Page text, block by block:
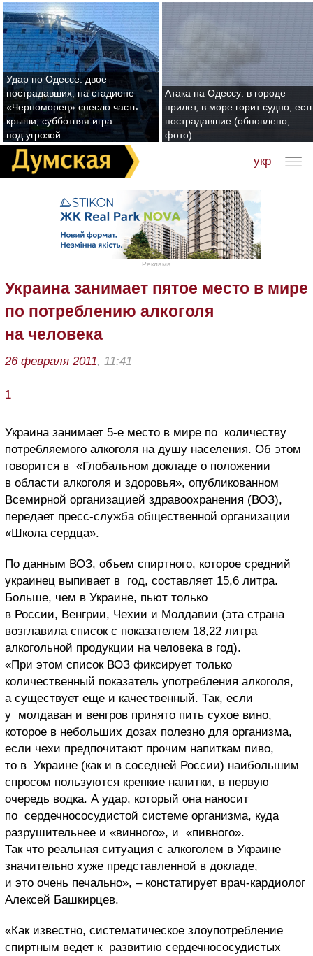
Удар по Одессе: двое
пострадавших, на стадионе
«Черноморец» снесло часть
крыши, субботняя игра
под угрозой
Атака на Одессу: в городе
прилет, в море горит судно,
пострадавшие (обновлено,
фото)
укр
Реклама
Украина занимает пятое место в мире
по потреблению алкоголя
на человека
26 февраля 2011, 11:41
1
Украина занимает 5-е место в мире по количеству
потребляемого алкоголя на душу населения. Об этом
говорится в «Глобальном докладе о положении
в области алкоголя и здоровья», опубликованном
Всемирной организацией здравоохранения (ВОЗ),
передает пресс-служба общественной организации
«Школа сердца».
По данным ВОЗ, объем спиртного, которое средний
украинец выпивает в год, составляет 15,6 литра.
Больше, чем в Украине, пьют только
в России, Венгрии, Чехии и Молдавии (эта страна
возглавила список с показателем 18,22 литра
алкогольной продукции на человека в год).
«При этом список ВОЗ фиксирует только
количественный показатель употребления алкоголя,
а существует еще и качественный. Так, если
у молдаван и венгров принято пить сухое вино,
которое в небольших дозах полезно для организма,
если чехи предпочитают прочим напиткам пиво,
то в Украине (как и в соседней России) наибольшим
спросом пользуются крепкие напитки, в первую
очередь водка. А удар, который она наносит
по сердечнососудистой системе организма, куда
разрушительнее и «винного», и «пивного».
Так что реальная ситуация с алкоголем в Украине
значительно хуже представленной в докладе,
и это очень печально», – констатирует врач-кардиолог
Алексей Башкирцев.
«Как известно, систематическое злоупотребление
спиртным ведет к развитию сердечнососудистых